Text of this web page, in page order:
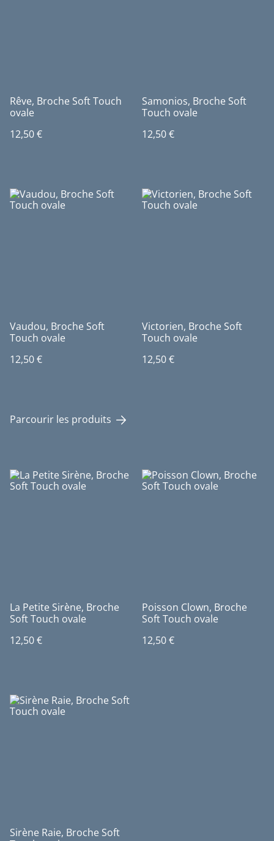
Rêve, Broche Soft Touch
ovale
12,50 €
Samonios, Broche Soft
Touch ovale
12,50 €
Vaudou, Broche Soft
Touch ovale
12,50 €
Victorien, Broche Soft
Touch ovale
12,50 €
Parcourir les produits
La Petite Sirène, Broche
Soft Touch ovale
12,50 €
Poisson Clown, Broche
Soft Touch ovale
12,50 €
Sirène Raie, Broche Soft